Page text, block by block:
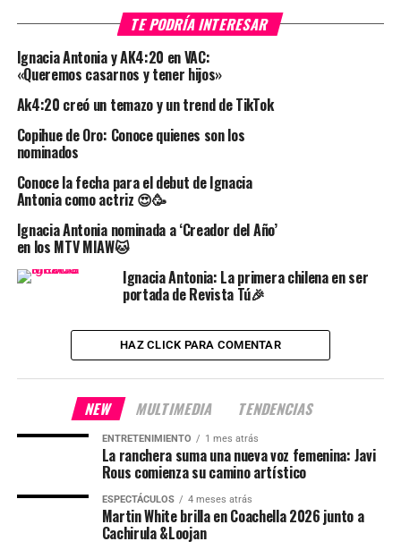
TE PODRÍA INTERESAR
Ignacia Antonia y AK4:20 en VAC:
«Queremos casarnos y tener hijos»
Ak4:20 creó un temazo y un trend de TikTok
Copihue de Oro: Conoce quienes son los
nominados
Conoce la fecha para el debut de Ignacia
Antonia como actriz 😍🥳
Ignacia Antonia nominada a ‘Creador del Año’
en los MTV MIAW🐱
Ignacia Antonia: La primera chilena en ser
portada de Revista Tú🎉
HAZ CLICK PARA COMENTAR
NEW MULTIMEDIA TENDENCIAS
ENTRETENIMIENTO 1 mes atrás
La ranchera suma una nueva voz femenina: Javi
Rous comienza su camino artístico
ESPECTÁCULOS 4 meses atrás
Martin White brilla en Coachella 2026 junto a
Cachirula &Loojan